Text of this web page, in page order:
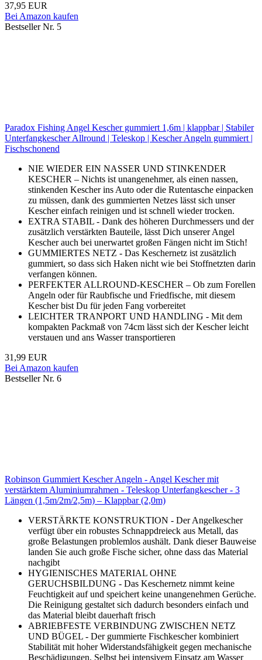
37,95 EUR
Bei Amazon kaufen
Bestseller Nr. 5
Paradox Fishing Angel Kescher gummiert 1,6m | klappbar | Stabiler
Unterfangkescher Allround | Teleskop | Kescher Angeln gummiert |
Fischschonend
NIE WIEDER EIN NASSER UND STINKENDER
KESCHER – Nichts ist unangenehmer, als einen nassen,
stinkenden Kescher ins Auto oder die Rutentasche einpacken
zu müssen, dank des gummierten Netzes lässt sich unser
Kescher einfach reinigen und ist schnell wieder trocken.
EXTRA STABIL - Dank des höheren Durchmessers und der
zusätzlich verstärkten Bauteile, lässt Dich unserer Angel
Kescher auch bei unerwartet großen Fängen nicht im Stich!
GUMMIERTES NETZ - Das Keschernetz ist zusätzlich
gummiert, so dass sich Haken nicht wie bei Stoffnetzten darin
verfangen können.
PERFEKTER ALLROUND-KESCHER – Ob zum Forellen
Angeln oder für Raubfische und Friedfische, mit diesem
Kescher bist Du für jeden Fang vorbereitet
LEICHTER TRANPORT UND HANDLING - Mit dem
kompakten Packmaß von 74cm lässt sich der Kescher leicht
verstauen und ans Wasser transportieren
31,99 EUR
Bei Amazon kaufen
Bestseller Nr. 6
Robinson Gummiert Kescher Angeln - Angel Kescher mit
verstärktem Aluminiumrahmen - Teleskop Unterfangkescher - 3
Längen (1,5m/2m/2,5m) – Klappbar (2,0m)
VERSTÄRKTE KONSTRUKTION - Der Angelkescher
verfügt über ein robustes Schnappdreieck aus Metall, das
große Belastungen problemlos aushält. Dank dieser Bauweise
landen Sie auch große Fische sicher, ohne dass das Material
nachgibt
HYGIENISCHES MATERIAL OHNE
GERUCHSBILDUNG - Das Keschernetz nimmt keine
Feuchtigkeit auf und speichert keine unangenehmen Gerüche.
Die Reinigung gestaltet sich dadurch besonders einfach und
das Material bleibt dauerhaft frisch
ABRIEBFESTE VERBINDUNG ZWISCHEN NETZ
UND BÜGEL - Der gummierte Fischkescher kombiniert
Stabilität mit hoher Widerstandsfähigkeit gegen mechanische
Beschädigungen. Selbst bei intensivem Einsatz am Wasser